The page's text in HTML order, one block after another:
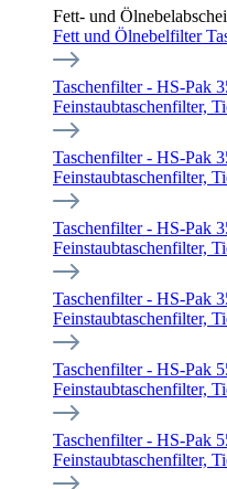
Fett- und
Fett und Ölnebelfilter
Taschenfilter - HS-Pak
Feinstaubtaschenfilter,
Taschenfilter - HS-Pak
Feinstaubtaschenfilter,
Taschenfilter - HS-Pak
Feinstaubtaschenfilter,
Taschenfilter - HS-Pak
Feinstaubtaschenfilter,
Taschenfilter - HS-Pak
Feinstaubtaschenfilter,
Taschenfilter - HS-Pak
Feinstaubtaschenfilter,